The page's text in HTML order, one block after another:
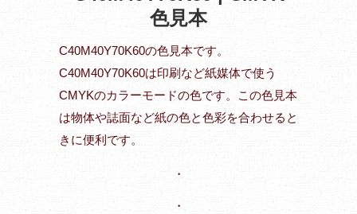
色見本
C40M40Y70K60の色見本です。
C40M40Y70K60は印刷など紙媒体で使う
CMYKのカラーモードの色です。この色見本
は物体や誌面など紙の色と色彩を合わせると
きに便利です。
・
・